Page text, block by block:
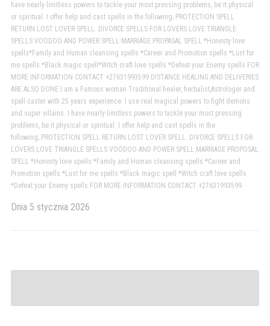
have nearly limitless powers to tackle your most pressing problems, be it physical
or spiritual. I offer help and cast spells in the following; PROTECTION SPELL
RETURN LOST LOVER SPELL. DIVORCE SPELLS FOR LOVERS LOVE TRIANGLE
SPELLS VOODOO AND POWER SPELL MARRIAGE PROPASAL SPELL *Honesty love
spells*Family and Human cleansing spells *Career and Promotion spells *Lust for
me spells *Black magic spell*Witch craft love spells *Defeat your Enemy spells FOR
MORE INFORMATION CONTACT +27631993599 DISTANCE HEALING AND DELIVERIES
ARE ALSO DONE I am a Famous woman Traditional healer, herbalist,Astrologer and
spell caster with 25 years experience. I use real magical powers to fight demons
and super villains. I have nearly limitless powers to tackle your most pressing
problems, be it physical or spiritual. I offer help and cast spells in the
following; PROTECTION SPELL RETURN LOST LOVER SPELL. DIVORCE SPELLS FOR
LOVERS LOVE TRIANGLE SPELLS VOODOO AND POWER SPELL MARRIAGE PROPOSAL
SPELL *Honesty love spells *Family and Human cleansing spells *Career and
Promotion spells *Lust for me spells *Black magic spell *Witch craft love spells
*Defeat your Enemy spells FOR MORE INFORMATION CONTACT +27631993599>
Dnia 5 stycznia 2026